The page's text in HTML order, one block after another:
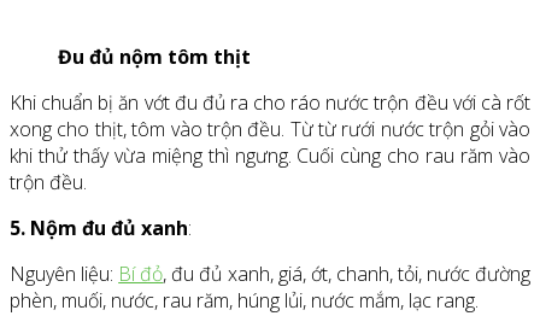
Đu đủ nộm tôm thịt
Khi chuẩn bị ăn vớt đu đủ ra cho ráo nước trộn đều với cà rốt
xong cho thịt, tôm vào trộn đều. Từ từ rưới nước trộn gỏi vào
khi thử thấy vừa miệng thì ngưng. Cuối cùng cho rau răm vào
trộn đều.
5. Nộm đu đủ xanh:
Nguyên liệu: Bí đỏ, đu đủ xanh, giá, ớt, chanh, tỏi, nước đường
phèn, muối, nước, rau răm, húng lủi, nước mắm, lạc rang.